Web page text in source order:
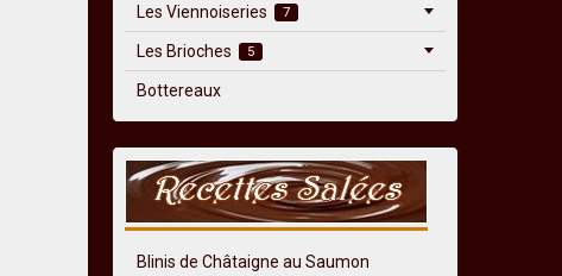
Les Viennoiseries 7
Les Brioches 5
Bottereaux
Blinis de Châtaigne au Saumon